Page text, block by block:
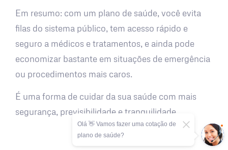
Em resumo: com um plano de saúde, você evita
filas do sistema público, tem acesso rápido e
seguro a médicos e tratamentos, e ainda pode
economizar bastante em situações de emergência
ou procedimentos mais caros.
É uma forma de cuidar da sua saúde com mais
segurança, previsibilidade e tranquilidade.
Olá 👋 Vamos fazer uma cotação de
plano de saúde?